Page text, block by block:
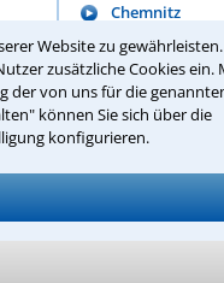
Website zu gewährleisten.
zusätzliche Cookies ein.
der von uns für die
können Sie sich über die
konfigurieren.
Chemnitz
Dortmund
mehr anzeigen
Tools
Impressum